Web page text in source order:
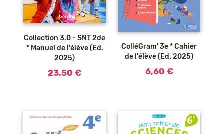
Ajouter au
Collection 3.0 - SNT 2de
* Manuel de l'élève (Ed.
2025)
23,50 €
Ajouter au
ColléGram' 3e * Cahier
de l'élève (Ed. 2025)
6,60 €